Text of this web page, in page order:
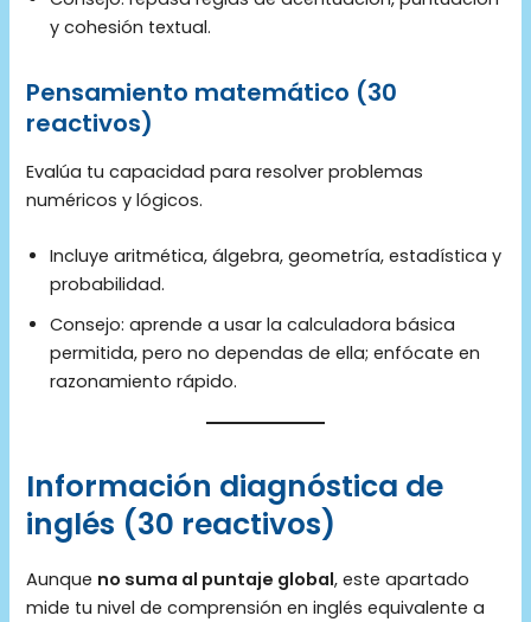
y cohesión textual.
Pensamiento matemático (30
reactivos)
Evalúa tu capacidad para resolver problemas
numéricos y lógicos.
Incluye aritmética, álgebra, geometría, estadística y
probabilidad.
Consejo: aprende a usar la calculadora básica
permitida, pero no dependas de ella; enfócate en
razonamiento rápido.
Información diagnóstica de
inglés (30 reactivos)
Aunque no suma al puntaje global, este apartado
mide tu nivel de comprensión en inglés equivalente a